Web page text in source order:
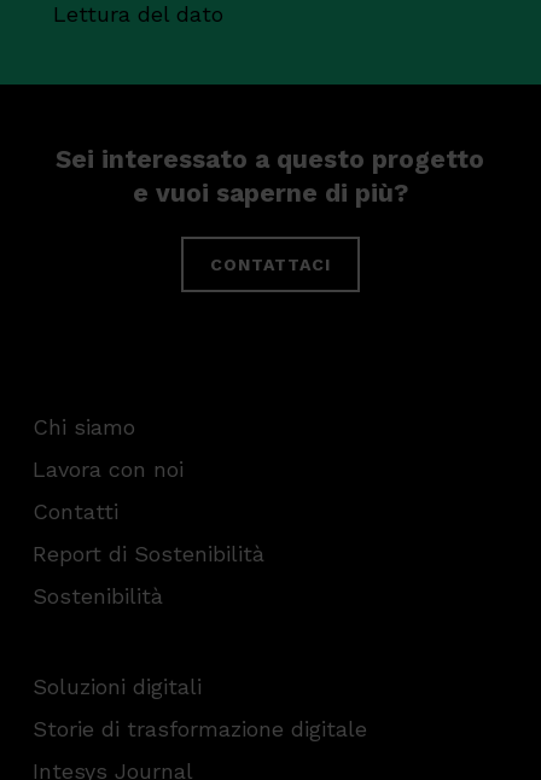
Lettura del dato
Sei interessato a questo progetto
e vuoi saperne di più?
CONTATTACI
Chi siamo
Lavora con noi
Contatti
Report di Sostenibilità
Sostenibilità
Soluzioni digitali
Storie di trasformazione digitale
Intesys Journal